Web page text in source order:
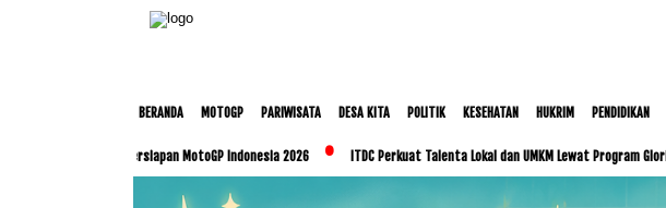
BERANDA MOTOGP PARIWISATA DESA KITA POLITIK KESEHATAN HUKRIM PENDIDIKAN
Persiapan MotoGP Indonesia 2026 ITDC Perkuat Talenta Lokal dan UMKM Lewat Program Glorious Golo Mori